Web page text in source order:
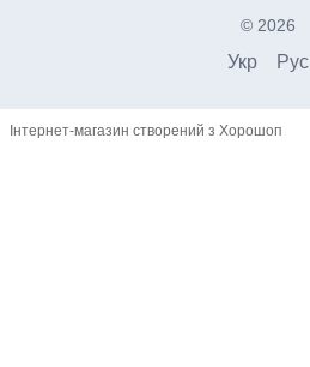
© 2026
Укр Рус
Інтернет-магазин створений з Хорошоп